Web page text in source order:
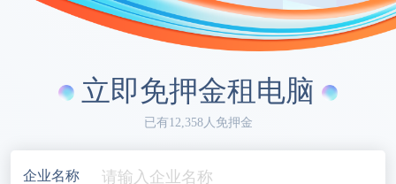
立即免押金租电脑
已有12,358人免押金
企业名称